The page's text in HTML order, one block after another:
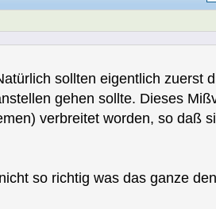
sollten eigentlich zuerst
gehen sollte. Dieses
verbreitet worden, so daß
so richtig was das ganze